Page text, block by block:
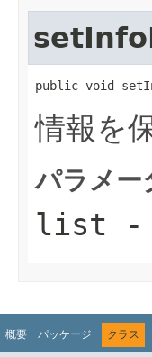
public void
情報を
パラメー
list -
概要 パッケージ クラス